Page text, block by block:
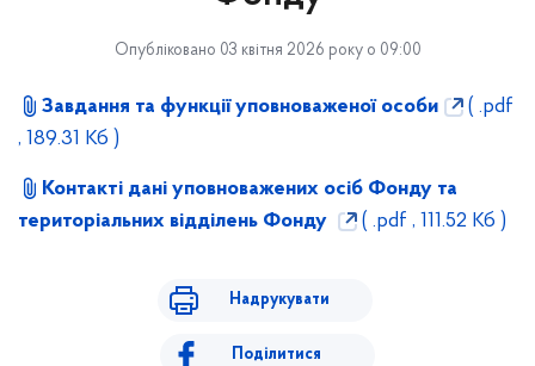
Опубліковано 03 квітня 2026 року о 09:00
Завдання та функції уповноваженої особи
( .pdf
, 189.31 Кб )
Контакті дані уповноважених осіб Фонду та
територіальних відділень Фонду
( .pdf , 111.52 Кб )
Надрукувати
Поділитися